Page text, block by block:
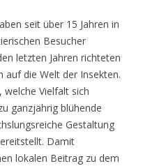
seit über 15 Jahren in
Besucher
letzten Jahren richteten
auf die Welt der Insekten.
Vielfalt sich
ganzjährig blühende
Gestaltung
Damit
lokalen Beitrag zu dem